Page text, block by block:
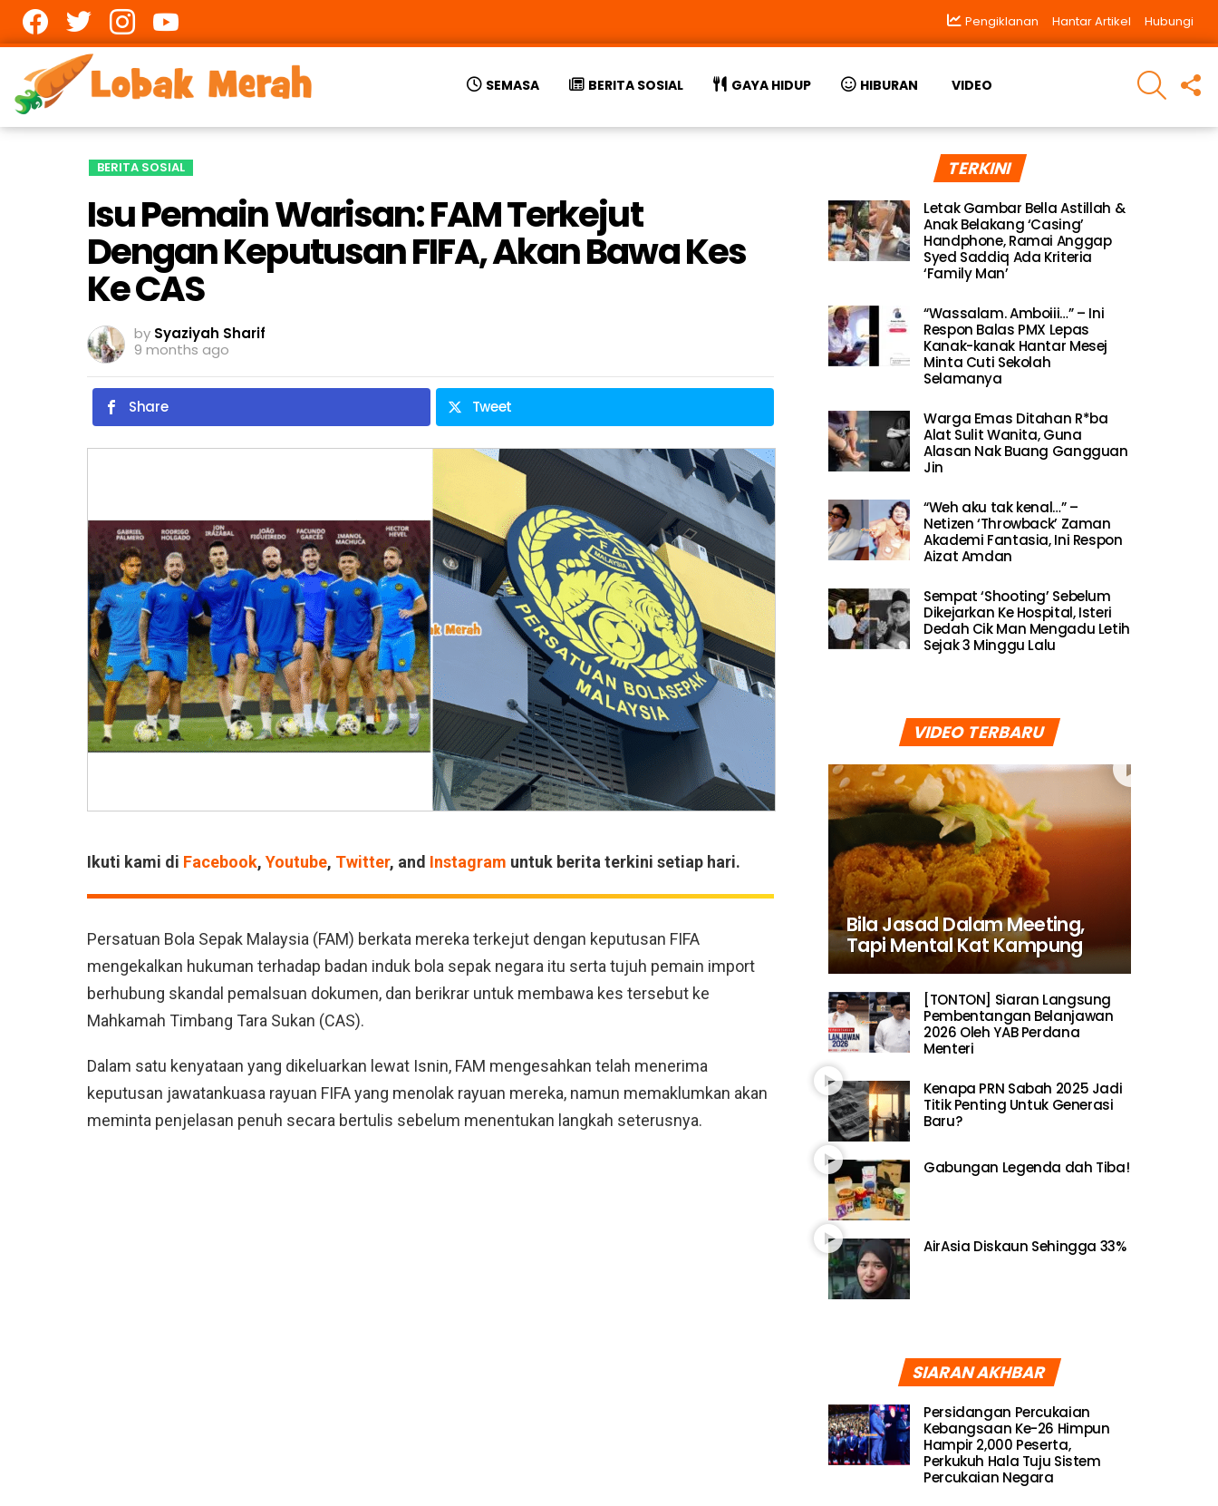
Pengiklanan Hantar Artikel Hubungi
SEMASA BERITA SOSIAL GAYA HIDUP HIBURAN VIDEO
SEARCH
BERITA SOSIAL
Isu Pemain Warisan: FAM Terkejut
Dengan Keputusan FIFA, Akan Bawa Kes
Ke CAS
by Syaziyah Sharif
9 months ago
Share Tweet
Ikuti kami di Facebook, Youtube, Twitter, and Instagram untuk berita terkini setiap hari.
Persatuan Bola Sepak Malaysia (FAM) berkata mereka terkejut dengan keputusan FIFA
mengekalkan hukuman terhadap badan induk bola sepak negara itu serta tujuh pemain import
berhubung skandal pemalsuan dokumen, dan berikrar untuk membawa kes tersebut ke
Mahkamah Timbang Tara Sukan (CAS).
Dalam satu kenyataan yang dikeluarkan lewat Isnin, FAM mengesahkan telah menerima
keputusan jawatankuasa rayuan FIFA yang menolak rayuan mereka, namun memaklumkan akan
meminta penjelasan penuh secara bertulis sebelum menentukan langkah seterusnya.
TERKINI
Letak Gambar Bella Astillah &
Anak Belakang ‘Casing’
Handphone, Ramai Anggap
Syed Saddiq Ada Kriteria
‘Family Man’
“Wassalam. Amboiii…” – Ini
Respon Balas PMX Lepas
Kanak-kanak Hantar Mesej
Minta Cuti Sekolah
Selamanya
Warga Emas Ditahan R*ba
Alat Sulit Wanita, Guna
Alasan Nak Buang Gangguan
Jin
“Weh aku tak kenal…” –
Netizen ‘Throwback’ Zaman
Akademi Fantasia, Ini Respon
Aizat Amdan
Sempat ‘Shooting’ Sebelum
Dikejarkan Ke Hospital, Isteri
Dedah Cik Man Mengadu Letih
Sejak 3 Minggu Lalu
VIDEO TERBARU
Bila Jasad Dalam Meeting,
Tapi Mental Kat Kampung
[TONTON] Siaran Langsung
Pembentangan Belanjawan
2026 Oleh YAB Perdana
Menteri
Kenapa PRN Sabah 2025 Jadi
Titik Penting Untuk Generasi
Baru?
Gabungan Legenda dah Tiba!
AirAsia Diskaun Sehingga 33%
SIARAN AKHBAR
Persidangan Percukaian
Kebangsaan Ke-26 Himpun
Hampir 2,000 Peserta,
Perkukuh Hala Tuju Sistem
Percukaian Negara